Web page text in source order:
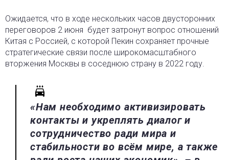
Ожидается, что в ходе нескольких часов двусторонних
переговоров 2 июня будет затронут вопрос отношений
Китая с Россией, с которой Пекин сохраняет прочные
стратегические связи после широкомасштабного
вторжения Москвы в соседнюю страну в 2022 году.
«Нам необходимо активизировать
контакты и укреплять диалог и
сотрудничество ради мира и
стабильности во всём мире, а также